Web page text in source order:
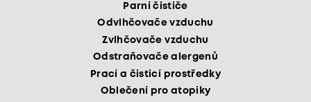
Parní čističe
Odvlhčovače vzduchu
Zvlhčovače vzduchu
Odstraňovače alergenů
Prací a čisticí prostředky
Oblečení pro atopiky